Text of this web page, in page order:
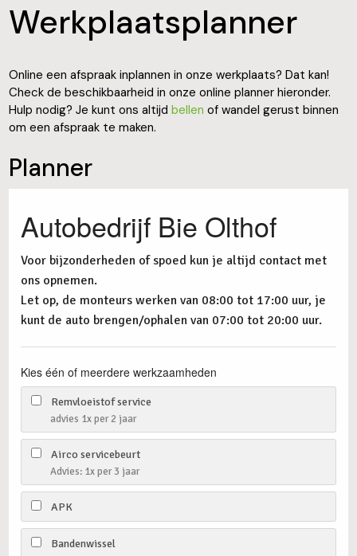
Werkplaatsplanner
Online een afspraak inplannen in onze werkplaats? Dat kan!
Check de beschikbaarheid in onze online planner hieronder.
Hulp nodig? Je kunt ons altijdbellen of wandel gerust binnen
om een afspraak te maken.
Planner